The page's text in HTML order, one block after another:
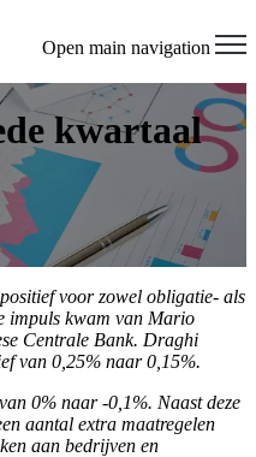
Open main navigation
kwartaal
voor zowel obligatie- als
impuls kwam van Mario
Centrale Bank. Draghi
van 0,25% naar 0,15%.
0% naar -0,1%. Naast deze
aantal extra maatregelen
aan bedrijven en